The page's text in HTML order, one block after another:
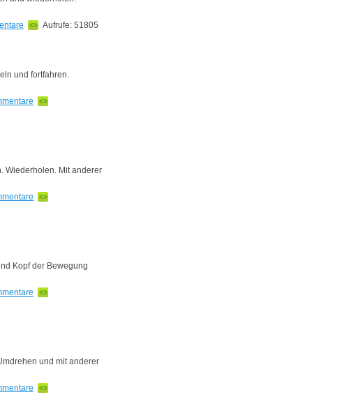
Aufrufe: 51805
und fortfahren.
Wiederholen. Mit anderer
Kopf der Bewegung
und mit anderer